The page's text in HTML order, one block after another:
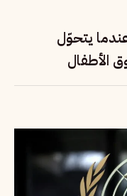
يتحوّل
الأطفال